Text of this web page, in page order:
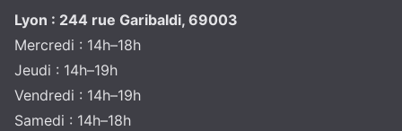
Lyon : 244 rue Garibaldi, 69003
Mercredi : 14h–18h
Jeudi : 14h–19h
Vendredi : 14h–19h
Samedi : 14h–18h